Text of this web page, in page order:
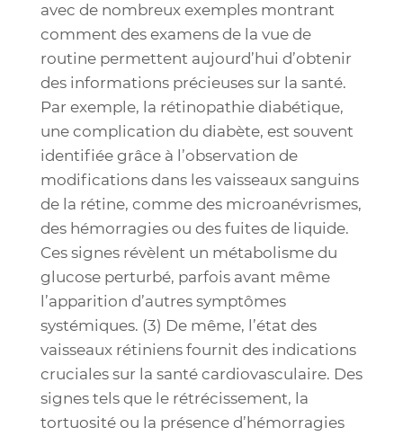
avec de nombreux exemples montrant
comment des examens de la vue de
routine permettent aujourd’hui d’obtenir
des informations précieuses sur la santé.
Par exemple, la rétinopathie diabétique,
une complication du diabète, est souvent
identifiée grâce à l’observation de
modifications dans les vaisseaux sanguins
de la rétine, comme des microanévrismes,
des hémorragies ou des fuites de liquide.
Ces signes révèlent un métabolisme du
glucose perturbé, parfois avant même
l’apparition d’autres symptômes
systémiques. (3) De même, l’état des
vaisseaux rétiniens fournit des indications
cruciales sur la santé cardiovasculaire. Des
signes tels que le rétrécissement, la
tortuosité ou la présence d’hémorragies